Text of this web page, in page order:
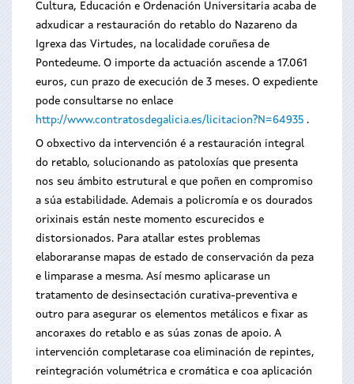
Cultura, Educación e Ordenación Universitaria acaba de
adxudicar a restauración do retablo do Nazareno da
Igrexa das Virtudes, na localidade coruñesa de
Pontedeume. O importe da actuación ascende a 17.061
euros, cun prazo de execución de 3 meses. O expediente
pode consultarse no enlace
http://www.contratosdegalicia.es/licitacion?N=64935 .
O obxectivo da intervención é a restauración integral
do retablo, solucionando as patoloxías que presenta
nos seu ámbito estrutural e que poñen en compromiso
a súa estabilidade. Ademais a policromía e os dourados
orixinais están neste momento escurecidos e
distorsionados. Para atallar estes problemas
elaboraranse mapas de estado de conservación da peza
e limparase a mesma. Así mesmo aplicarase un
tratamento de desinsectación curativa-preventiva e
outro para asegurar os elementos metálicos e fixar as
ancoraxes do retablo e as súas zonas de apoio. A
intervención completarase coa eliminación de repintes,
reintegración volumétrica e cromática e coa aplicación